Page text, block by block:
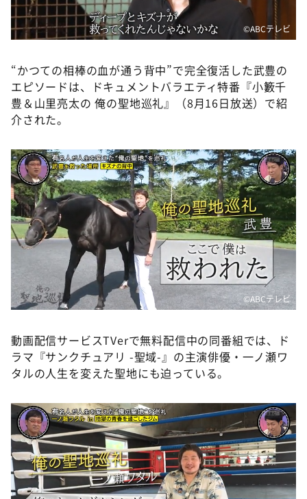
©ABCテレビ
“かつての相棒の血が通う背中”で完全復活した武豊の
エピソードは、ドキュメントバラエティ特番『小籔千
豊＆山里亮太の 俺の聖地巡礼』（8月16日放送）で紹
介された。
©ABCテレビ
動画配信サービスTVerで無料配信中の同番組では、ド
ラマ『サンクチュアリ -聖域-』の主演俳優・一ノ瀬ワ
タルの人生を変えた聖地にも迫っている。